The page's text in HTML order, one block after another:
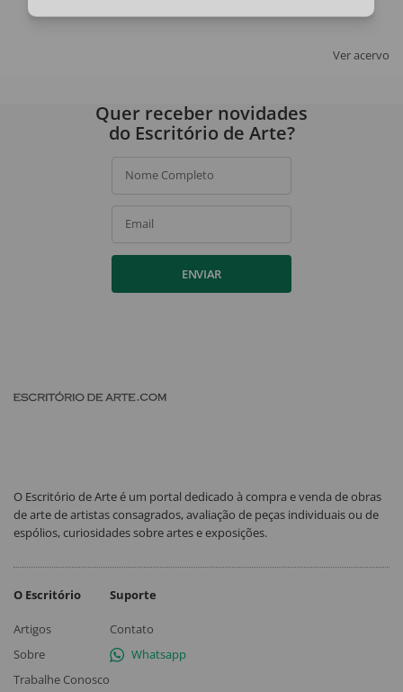
Ver acervo
Quer receber novidades
do Escritório de Arte?
Nome Completo
Email
ENVIAR
O Escritório de Arte é um portal dedicado à compra e venda de obras
de arte de artistas consagrados, avaliação de peças individuais ou de
espólios, curiosidades sobre artes e exposições.
O Escritório
Artigos
Sobre
Trabalhe Conosco
Suporte
Contato
Whatsapp